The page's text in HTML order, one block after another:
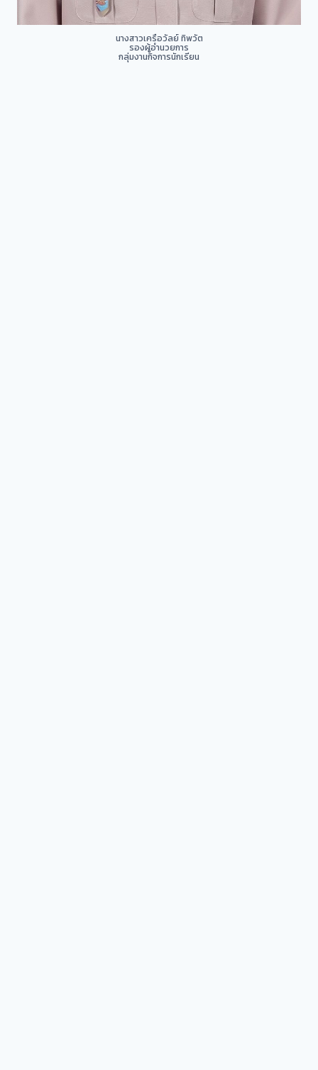
นางสาวเครือวัลย์ ทิพวัต
รองผู้อำนวยการ
กลุ่มงานกิจการนักเรียน